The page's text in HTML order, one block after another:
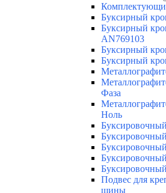
Буксирный
Буксирный
AN769103
Буксирный
Буксирный
Фаза
Ноль
Подвес для
шины